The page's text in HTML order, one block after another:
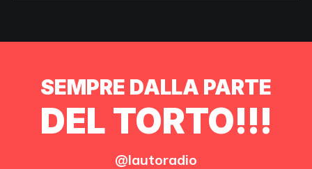
SEMPRE DALLA PARTE
DEL TORTO!!!
@lautoradio